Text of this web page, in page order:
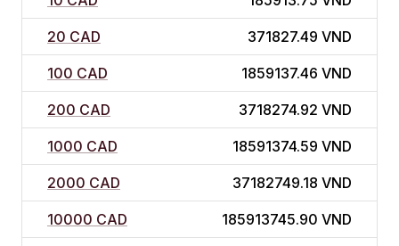
20 CAD 371827.49 VND
100 CAD 1859137.46 VND
200 CAD 3718274.92 VND
1000 CAD 18591374.59 VND
2000 CAD 37182749.18 VND
10000 CAD 185913745.90 VND